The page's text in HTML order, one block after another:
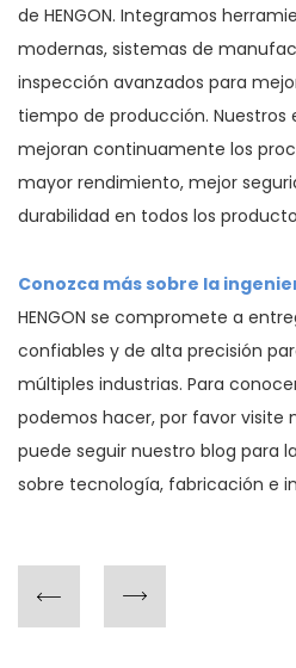
de HENGON. Integramos
modernas, sistemas de
inspección avanzados para
tiempo de producción. Nuestros
mejoran continuamente los
mayor rendimiento, mejor
durabilidad en todos los
Conozca más sobre la
HENGON se compromete a
confiables y de alta precisión
múltiples industrias. Para
podemos hacer, por favor visite
puede seguir nuestro blog para
sobre tecnología, fabricación e